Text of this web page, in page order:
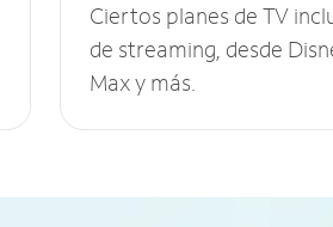
Ciertos planes de TV
de streaming, desde
Max y más.